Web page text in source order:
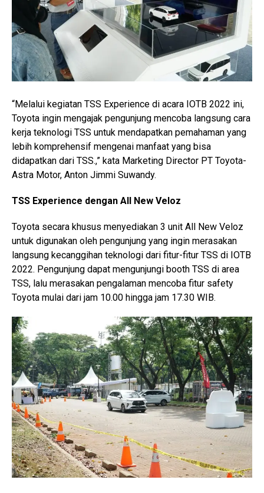
“Melalui kegiatan TSS Experience di acara IOTB 2022 ini,
Toyota ingin mengajak pengunjung mencoba langsung cara
kerja teknologi TSS untuk mendapatkan pemahaman yang
lebih komprehensif mengenai manfaat yang bisa
didapatkan dari TSS.,” kata Marketing Director PT Toyota-
Astra Motor, Anton Jimmi Suwandy.
TSS Experience dengan All New Veloz
Toyota secara khusus menyediakan 3 unit All New Veloz
untuk digunakan oleh pengunjung yang ingin merasakan
langsung kecanggihan teknologi dari fitur-fitur TSS di IOTB
2022. Pengunjung dapat mengunjungi booth TSS di area
TSS, lalu merasakan pengalaman mencoba fitur safety
Toyota mulai dari jam 10.00 hingga jam 17.30 WIB.